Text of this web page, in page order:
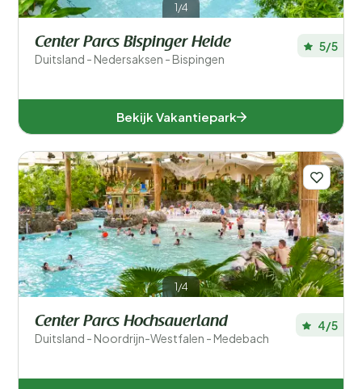
Noordrijn-Westfalen (1)
Rijnland-Palts (4)
Sleeswijk-Holstein (2)
Voor kinderen
Eten en drinken
Algemene parkfaciliteiten
Sport en recreatie
Zwemmen
1/4
Center Parcs Bispinger Heide
Duitsland - Nedersaksen - Bispingen
5/5
Bekijk Vakantiepark
1/4
Center Parcs Hochsauerland
Duitsland - Noordrijn-Westfalen - Medebach
4/5